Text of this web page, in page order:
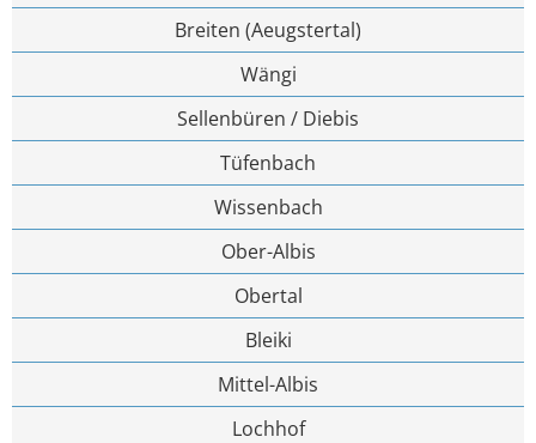
Breiten (Aeugstertal)
Wängi
Sellenbüren / Diebis
Tüfenbach
Wissenbach
Ober-Albis
Obertal
Bleiki
Mittel-Albis
Lochhof